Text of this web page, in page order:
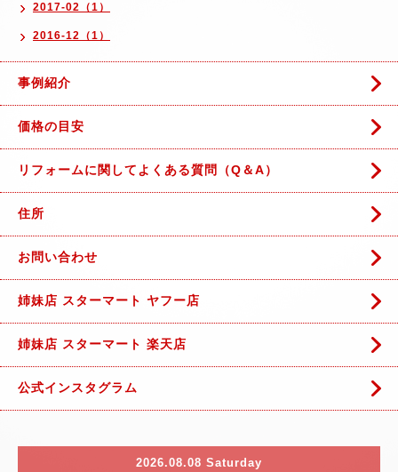
2017-02（1）
2016-12（1）
事例紹介
価格の目安
リフォームに関してよくある質問（Q＆A）
住所
お問い合わせ
姉妹店 スターマート ヤフー店
姉妹店 スターマート 楽天店
公式インスタグラム
2026.08.08 Saturday